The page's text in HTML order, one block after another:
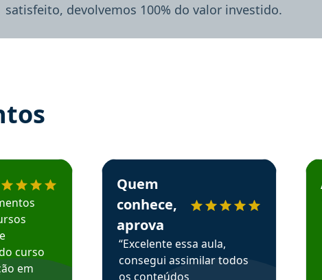
satisfeito, devolvemos 100% do valor investido.
o Aprova Concursos em depoimento
curso
em
Estudante Sergio recomenda o Aprova
Quem
conhece,
aprova
“Excelente essa aula,
consegui assimilar todos
os conteúdos